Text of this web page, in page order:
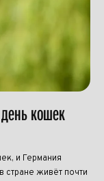
кошек
и Германия
стране живёт почти